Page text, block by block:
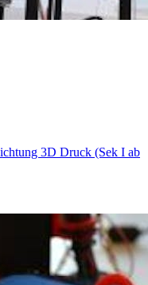
3D Druck (Sek I ab